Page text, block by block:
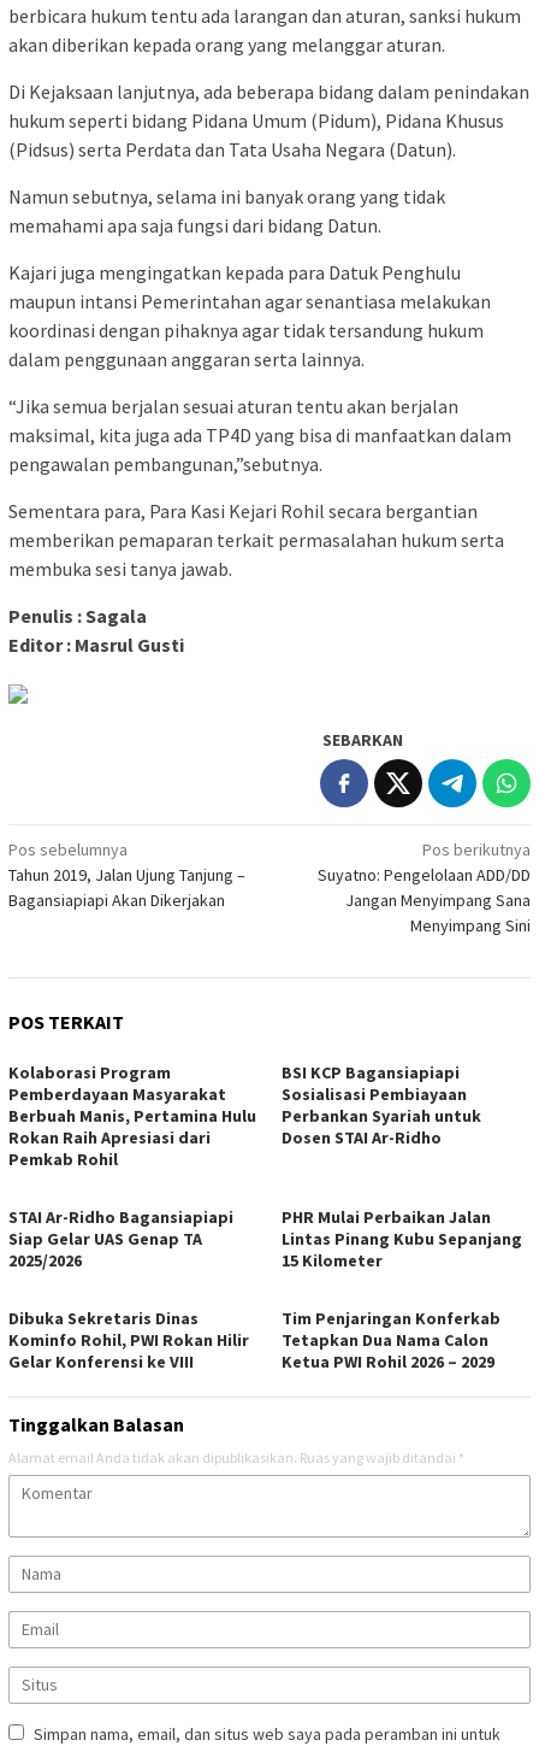
berbicara hukum tentu ada larangan dan aturan, sanksi hukum
akan diberikan kepada orang yang melanggar aturan.
Di Kejaksaan lanjutnya, ada beberapa bidang dalam penindakan
hukum seperti bidang Pidana Umum (Pidum), Pidana Khusus
(Pidsus) serta Perdata dan Tata Usaha Negara (Datun).
Namun sebutnya, selama ini banyak orang yang tidak
memahami apa saja fungsi dari bidang Datun.
Kajari juga mengingatkan kepada para Datuk Penghulu
maupun intansi Pemerintahan agar senantiasa melakukan
koordinasi dengan pihaknya agar tidak tersandung hukum
dalam penggunaan anggaran serta lainnya.
“Jika semua berjalan sesuai aturan tentu akan berjalan
maksimal, kita juga ada TP4D yang bisa di manfaatkan dalam
pengawalan pembangunan,”sebutnya.
Sementara para, Para Kasi Kejari Rohil secara bergantian
memberikan pemaparan terkait permasalahan hukum serta
membuka sesi tanya jawab.
Penulis : Sagala
Editor : Masrul Gusti
SEBARKAN
Navigasi
pos
Pos sebelumnya
Tahun 2019, Jalan Ujung Tanjung –
Bagansiapiapi Akan Dikerjakan
Pos berikutnya
Suyatno: Pengelolaan ADD/DD
Jangan Menyimpang Sana
Menyimpang Sini
POS TERKAIT
Kolaborasi Program
Pemberdayaan Masyarakat
Berbuah Manis, Pertamina Hulu
Rokan Raih Apresiasi dari
Pemkab Rohil
BSI KCP Bagansiapiapi
Sosialisasi Pembiayaan
Perbankan Syariah untuk
Dosen STAI Ar-Ridho
STAI Ar-Ridho Bagansiapiapi
Siap Gelar UAS Genap TA
2025/2026
PHR Mulai Perbaikan Jalan
Lintas Pinang Kubu Sepanjang
15 Kilometer
Dibuka Sekretaris Dinas
Kominfo Rohil, PWI Rokan Hilir
Gelar Konferensi ke VIII
Tim Penjaringan Konferkab
Tetapkan Dua Nama Calon
Ketua PWI Rohil 2026 – 2029
Tinggalkan Balasan
Alamat email Anda tidak akan dipublikasikan. Ruas yang wajib ditandai *
Simpan nama, email, dan situs web saya pada peramban ini untuk